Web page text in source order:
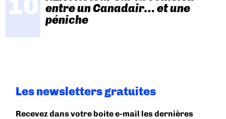
entre un Canadair… et une
péniche
Les newsletters gratuites
Recevez dans votre boite e-mail les dernières